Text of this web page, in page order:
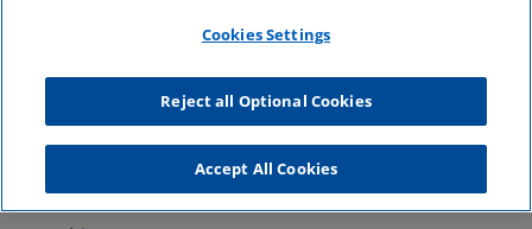
Cookies Settings
Reject all Optional Cookies
Accept All Cookies